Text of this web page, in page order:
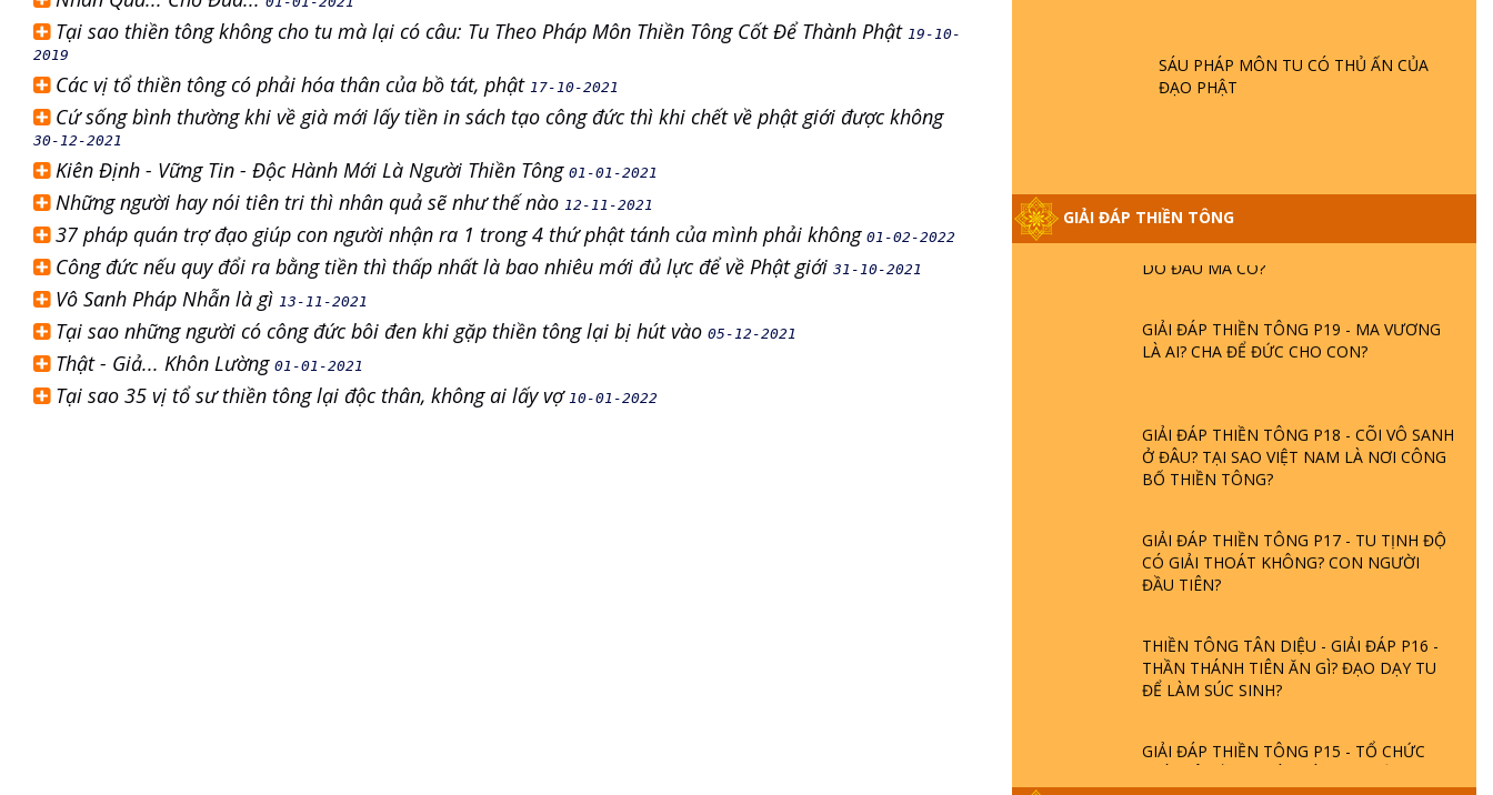
Tại sao thiền tông không cho tu mà lại có câu: Tu Theo Pháp Môn Thiền Tông Cốt Để Thành Phật 19-10-
2019
Các vị tổ thiền tông có phải hóa thân của bồ tát, phật 17-10-2021
Cứ sống bình thường khi về già mới lấy tiền in sách tạo công đức thì khi chết về phật giới được không
30-12-2021
Kiên Định - Vững Tin - Độc Hành Mới Là Người Thiền Tông 01-01-2021
Những người hay nói tiên tri thì nhân quả sẽ như thế nào 12-11-2021
37 pháp quán trợ đạo giúp con người nhận ra 1 trong 4 thứ phật tánh của mình phải không 01-02-2022
Công đức nếu quy đổi ra bằng tiền thì thấp nhất là bao nhiêu mới đủ lực để về Phật giới 31-10-2021
Vô Sanh Pháp Nhẫn là gì 13-11-2021
Tại sao những người có công đức bôi đen khi gặp thiền tông lại bị hút vào 05-12-2021
Thật - Giả... Khôn Lường 01-01-2021
Tại sao 35 vị tổ sư thiền tông lại độc thân, không ai lấy vợ 10-01-2022
SÁU PHÁP MÔN TU CÓ THỦ ẤN CỦA
ĐẠO PHẬT
GIẢI ĐÁP THIỀN TÔNG
GIẢI ĐÁP THIỀN TÔNG ĐẶC BIỆT PHẦN 20
GIẢI ĐÁP THIỀN TÔNG P19 - MA VƯƠNG
LÀ AI? CHA ĐỂ ĐỨC CHO CON?
GIẢI ĐÁP THIỀN TÔNG P18 - CÕI VÔ SANH
Ở ĐÂU? TẠI SAO VIỆT NAM LÀ NƠI CÔNG
BỐ THIỀN TÔNG?
GIẢI ĐÁP THIỀN TÔNG P17 - TU TỊNH ĐỘ
CÓ GIẢI THOÁT KHÔNG? CON NGƯỜI
ĐẦU TIÊN?
THIỀN TÔNG TÂN DIỆU - GIẢI ĐÁP P16 -
THẦN THÁNH TIÊN ĂN GÌ? ĐẠO DẠY TU
ĐỂ LÀM SÚC SINH?
GIẢI ĐÁP THIỀN TÔNG P15 - TỔ CHỨC
LOÀI CÔ HỒN - GIÁO LÝ ĐẠO PHẬT KHI
NÀO XUẤT BẢN